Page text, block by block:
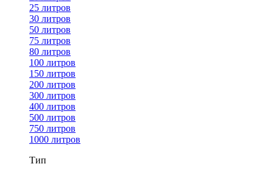
25 литров
30 литров
50 литров
75 литров
80 литров
100 литров
150 литров
200 литров
300 литров
400 литров
500 литров
750 литров
1000 литров
Тип